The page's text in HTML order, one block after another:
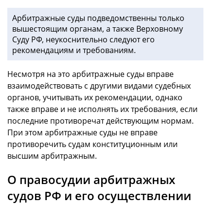
Арбитражные суды подведомственны только
вышестоящим органам, а также Верховному
Суду РФ, неукоснительно следуют его
рекомендациям и требованиям.
Несмотря на это арбитражные суды вправе
взаимодействовать с другими видами судебных
органов, учитывать их рекомендации, однако
также вправе и не исполнять их требования, если
последние противоречат действующим нормам.
При этом арбитражные суды не вправе
противоречить судам конституционным или
высшим арбитражным.
О правосудии арбитражных
судов РФ и его осуществлении